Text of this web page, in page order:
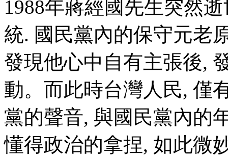
1988年蔣經國先生突然
統. 國民黨內的保守元老
發現他心中自有主張後,
動。而此時台灣人民, 僅
黨的聲音, 與國民黨內的
懂得政治的拿捏, 如此微